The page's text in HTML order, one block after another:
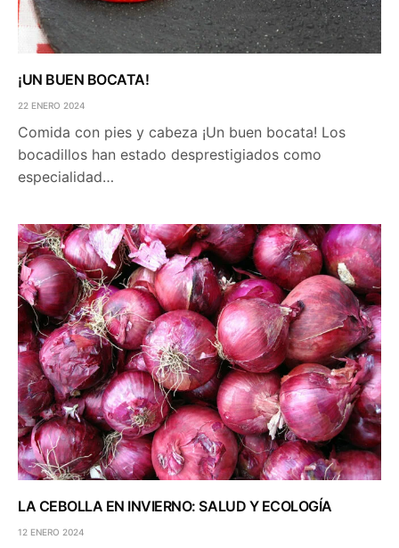
¡UN BUEN BOCATA!
22 ENERO 2024
Comida con pies y cabeza ¡Un buen bocata! Los
bocadillos han estado desprestigiados como
especialidad…
LA CEBOLLA EN INVIERNO: SALUD Y ECOLOGÍA
12 ENERO 2024